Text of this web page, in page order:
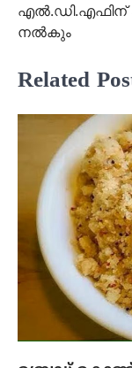
എല്‍.ഡി.എഫിന്
നല്‍കും
Related